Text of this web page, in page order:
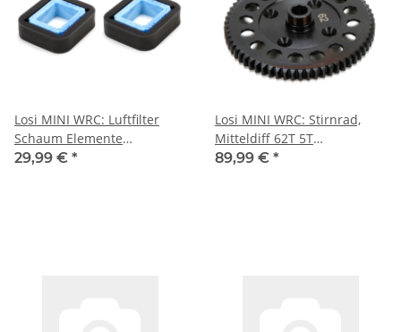
Losi MINI WRC: Luftfilter
Schaum Elemente
(LOS55005)
29,99 € *
Losi MINI WRC: Stirnrad,
Mitteldiff 62T 5T
(LOS352001)
89,99 € *